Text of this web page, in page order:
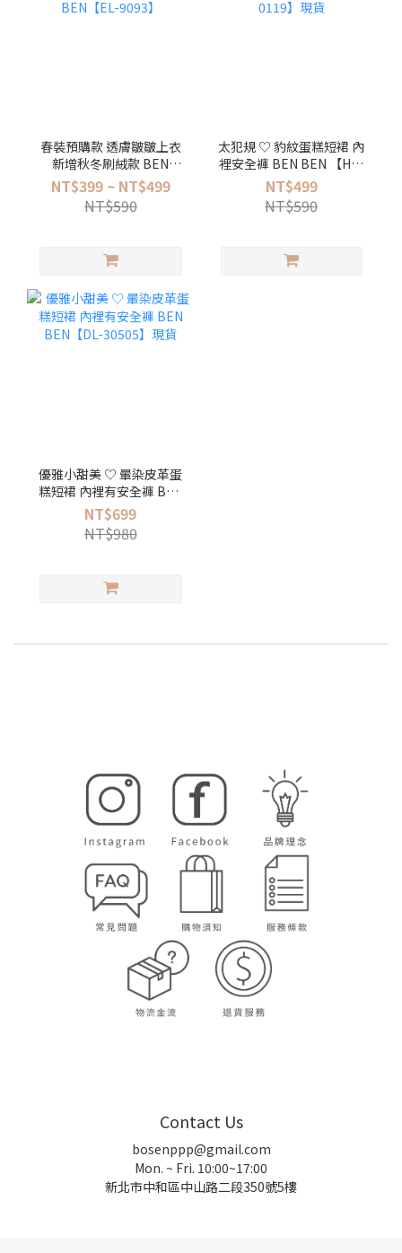
春裝預購款 透膚皺皺上衣
新增秋冬刷絨款 BEN
BEN【EL-9093】
NT$399 ~ NT$499
NT$590
太犯規 ♡ 豹紋蛋糕短裙 內
裡安全褲 BEN BEN 【HE-
0119】現貨
NT$499
NT$590
優雅小甜美 ♡ 暈染皮革蛋
糕短裙 內裡有安全褲 BEN
BEN【DL-30505】現貨
NT$699
NT$980
Contact Us
bosenppp@gmail.com
Mon. ~ Fri. 10:00~17:00
新北市中和區中山路二段350號5樓